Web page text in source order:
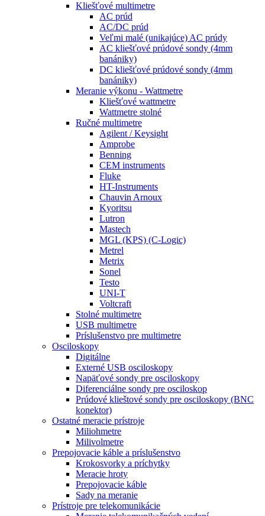
Kliešťové multimetre
AC prúd
AC/DC prúd
Veľmi malé (unikajúce) AC prúdy
AC kliešťové prúdové sondy (4mm
banániky)
DC kliešťové prúdové sondy (4mm
banániky)
Meranie výkonu - Wattmetre
Kliešťové wattmetre
Wattmetre stolné
Ručné multimetre
Agilent / Keysight
Amprobe
Benning
CEM instruments
Fluke
HT-Instruments
Chauvin Arnoux
Kyoritsu
Lutron
Mastech
MGL (KPS) (C-Logic)
Metrel
Metrix
Sonel
Testo
UNI-T
Voltcraft
Stolné multimetre
USB multimetre
Príslušenstvo pre multimetre
Osciloskopy
Digitálne
Externé USB osciloskopy
Napäťové sondy pre osciloskopy
Diferenciálne sondy pre osciloskop
Prúdové klieštové sondy pre osciloskopy (BNC
konektor)
Ostatné meracie prístroje
Miliohmetre
Milivolmetre
Prepojovacie káble a príslušenstvo
Krokosvorky a príchytky
Meracie hroty
Prepojovacie káble
Sady na meranie
Prístroje pre telekomunikácie